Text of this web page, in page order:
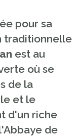
pour sa
traditionnelle
est au
où se
de la
et le
d'un riche
de